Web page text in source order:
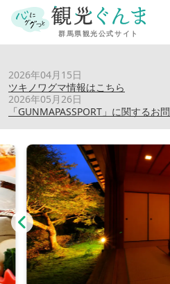
2026年04月15日
ツキノワグマ情報はこちら
2026年05月26日
「GUNMAPASSPORT」に関するお
割烹旅館清風園